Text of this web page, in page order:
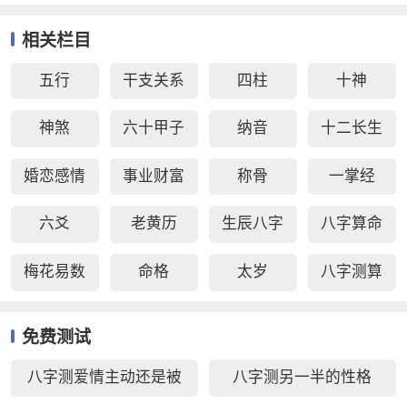
相关栏目
五行 干支关系 四柱 十神
神煞 六十甲子 纳音 十二长生
婚恋感情 事业财富 称骨 一掌经
六爻 老黄历 生辰八字 八字算命
梅花易数 命格 太岁 八字测算
免费测试
八字测爱情主动还是被 八字测另一半的性格